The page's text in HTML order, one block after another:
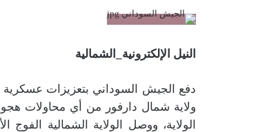
النيل الإلكترونية_الشمالية
دفع الجيش السوداني بتعزيزات عسكرية
ولاية شمال دارفور من أي محاولات
الولاية، ووصل الولاية الشمالية